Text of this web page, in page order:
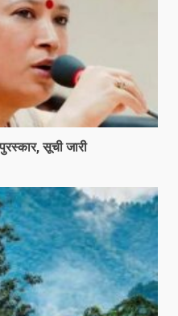
सूची जारी